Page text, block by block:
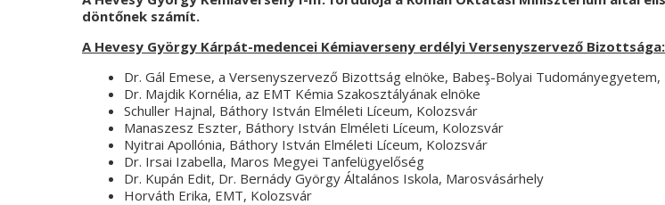
döntőnek számít.
A Hevesy György Kárpát-medencei Kémiaverseny erdélyi Versenyszervező Bizottsága:
Dr. Gál Emese, a Versenyszervező Bizottság elnöke, Babeş-Bolyai
Dr. Majdik Kornélia, az EMT Kémia Szakosztályának elnöke
Schuller Hajnal, Báthory István Elméleti Líceum, Kolozsvár
Manaszesz Eszter, Báthory István Elméleti Líceum, Kolozsvár
Nyitrai Apollónia, Báthory István Elméleti Líceum, Kolozsvár
Dr. Irsai Izabella, Maros Megyei Tanfelügyelőség
Dr. Kupán Edit, Dr. Bernády György Általános Iskola, Marosvásárhely
Horváth Erika, EMT, Kolozsvár